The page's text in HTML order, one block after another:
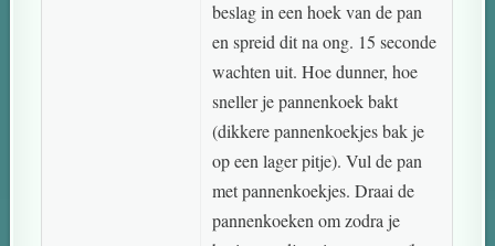
beslag in een hoek van de pan
en spreid dit na ong. 15 seconde
wachten uit. Hoe dunner, hoe
sneller je pannenkoek bakt
(dikkere pannenkoekjes bak je
op een lager pitje). Vul de pan
met pannenkoekjes. Draai de
pannenkoeken om zodra je